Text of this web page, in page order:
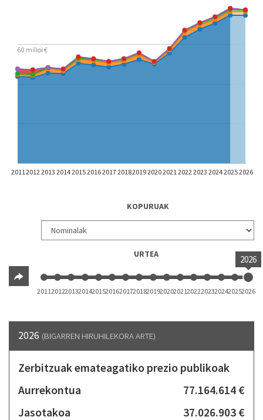
2011 2012 2013 20142015201620172018201920202021 20222023202420252026
60 milioi €
KOPURUAK
URTEA 2026
2011201220132014201520162017201820192020202120222023202420252026
2026 (BIGARREN HIRUHILEKORA ARTE)
Zerbitzuak emateagatiko prezio publikoak
Aurrekontua
77.164.614 €
Jasotakoa
37.026.903 €